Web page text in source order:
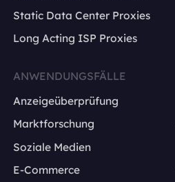
Static Data Center Proxies
Long Acting ISP Proxies
ANWENDUNGSFÄLLE
Anzeigeüberprüfung
Marktforschung
Soziale Medien
E-Commerce